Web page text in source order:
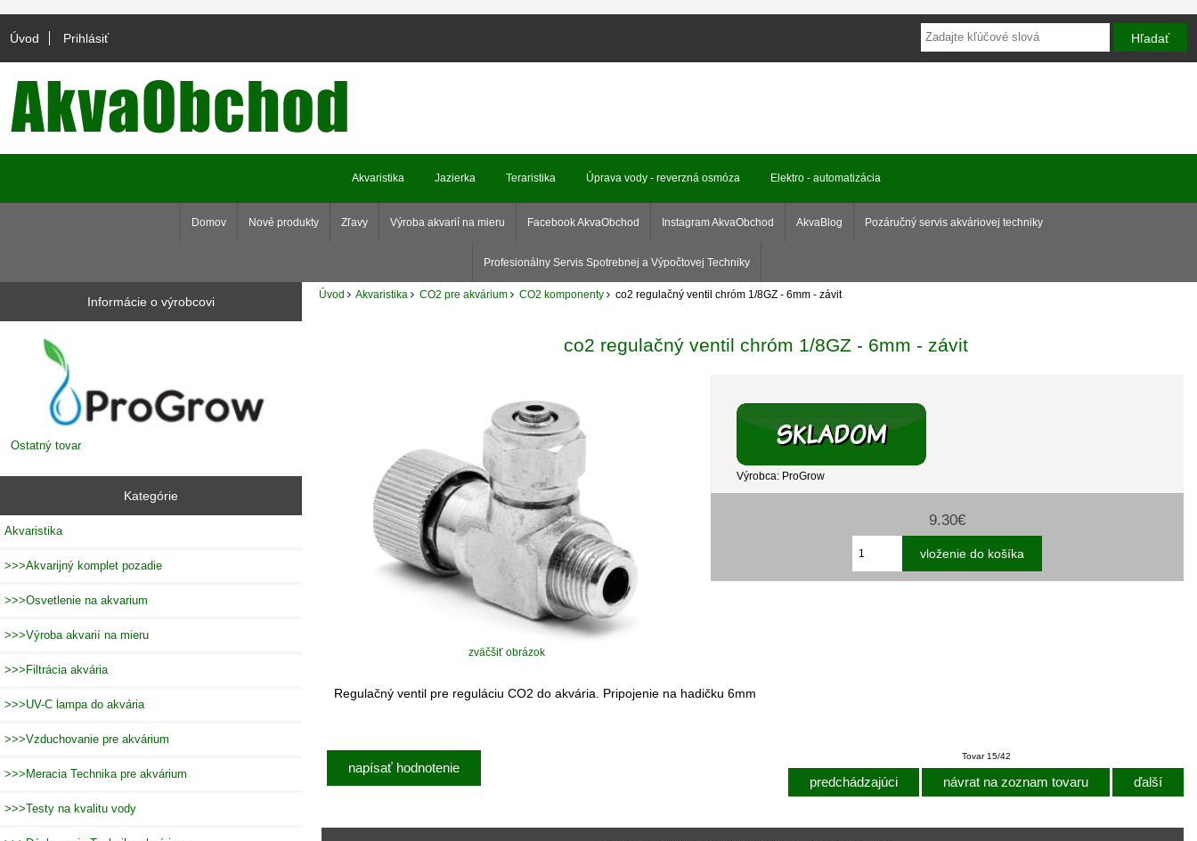
Úvod Prihlásiť
Akvaristika Jazierka Teraristika Úprava vody - reverzná osmóza Elektro - automatizácia
Domov Nové produkty Zľavy Výroba akvarií na mieru Facebook AkvaObchod Instagram AkvaObchod AkvaBlog Pozáručný servis akváriovej techniky
Profesionálny Servis Spotrebnej a Výpočtovej Techniky
Informácie o výrobcovi
Ostatný tovar
Kategórie
Akvaristika
>>>Akvarijný komplet pozadie
>>>Osvetlenie na akvarium
>>>Výroba akvarií na mieru
>>>Filtrácia akvária
>>>UV-C lampa do akvária
>>>Vzduchovanie pre akvárium
>>>Meracia Technika pre akvárium
>>>Testy na kvalitu vody
Úvod Akvaristika CO2 pre akvárium CO2 komponenty co2 regulačný ventil chróm 1/8GZ - 6mm - závit
co2 regulačný ventil chróm 1/8GZ - 6mm - závit
zväčšiť obrázok
Výrobca: ProGrow
9.30€
Regulačný ventil pre reguláciu CO2 do akvária Pripojenie na hadičku 6mm
Tovar 15/42
predchádzajúci návrat na zoznam tovaru ďalší
napísať hodnotenie